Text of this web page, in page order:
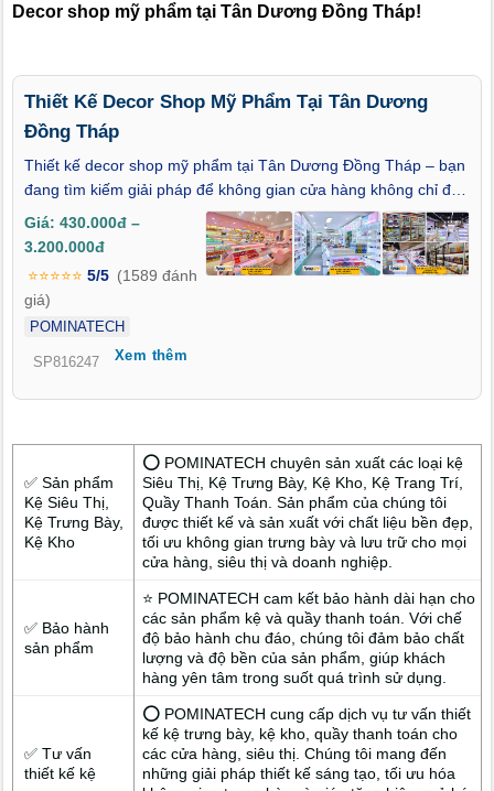
Decor shop mỹ phẩm tại Tân Dương Đồng Tháp!
Thiết Kế Decor Shop Mỹ Phẩm Tại Tân Dương
Đồng Tháp
Thiết kế decor shop mỹ phẩm tại Tân Dương Đồng Tháp – bạn
đang tìm kiếm giải pháp để không gian cửa hàng không chỉ đẹp
mắt mà còn mang dấu ấn chuyên nghiệp, đẳng cấp và thu hút
ngay từ ánh nhìn đầu tiên? Trong thời đại mà trải nghiệm thị
giác quyết định đến hành vi mua sắm, việc decor một shop mỹ
phẩm không còn đơn thuần là sắp đặt sản phẩm – đó là nghệ
thuật kể chuyện bằng không gian, ánh sáng và cảm xúc. Bài
viết này sẽ mang đến cho bạn cái nhìn tinh tế, hiện đại và đầy
cảm hứng về giải pháp thiết kế dành riêng cho thị trường Tân
Giá: 430.000đ –
3.200.000đ
⭐⭐⭐⭐⭐ 5/5 (1589 đánh
giá)
POMINATECH
SP816247 Xem thêm
✅ Sản phẩm
Kệ Siêu Thị,
Kệ Trưng Bày,
Kệ Kho
⭕ POMINATECH chuyên sản xuất các loại kệ
Siêu Thị, Kệ Trưng Bày, Kệ Kho, Kệ Trang Trí,
Quầy Thanh Toán. Sản phẩm của chúng tôi
được thiết kế và sản xuất với chất liệu bền đẹp,
tối ưu không gian trưng bày và lưu trữ cho mọi
cửa hàng, siêu thị và doanh nghiệp.
✅ Bảo hành
sản phẩm
⭐ POMINATECH cam kết bảo hành dài hạn cho
các sản phẩm kệ và quầy thanh toán. Với chế
độ bảo hành chu đáo, chúng tôi đảm bảo chất
lượng và độ bền của sản phẩm, giúp khách
hàng yên tâm trong suốt quá trình sử dụng.
✅ Tư vấn
thiết kế kệ
⭕ POMINATECH cung cấp dịch vụ tư vấn thiết
kế kệ trưng bày, kệ kho, quầy thanh toán cho
các cửa hàng, siêu thị. Chúng tôi mang đến
những giải pháp thiết kế sáng tạo, tối ưu hóa